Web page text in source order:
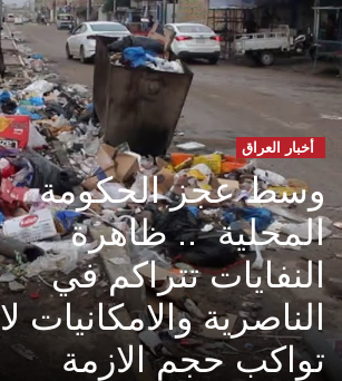
أخبار العراق
وسط عجز الحكومة
المحلية .. ظاهرة
النفايات تتراكم في
الناصرية والامكانيات لا
تواكب حجم الازمة